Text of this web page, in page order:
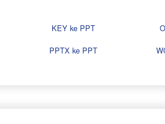
KEY ke PPT
PPTX ke PPT